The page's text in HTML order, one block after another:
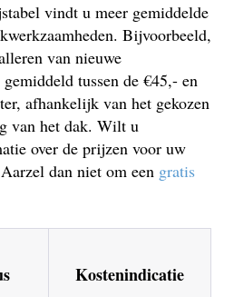
vindt u meer gemiddelde
Bijvoorbeeld,
van nieuwe
tussen de €45,- en
afhankelijk van het gekozen
van het dak. Wilt u
over de prijzen voor uw
dan niet om een gratis
Kostenindicatie